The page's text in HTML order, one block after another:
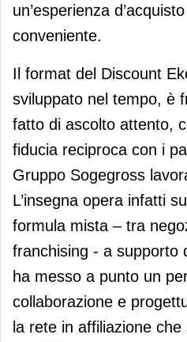
un’esperienza
conveniente.
Il format del Discount
sviluppato nel tempo, è
fatto di ascolto attento,
fiducia reciproca con i
Gruppo Sogegross
L’insegna opera infatti
formula mista – tra
franchising - a supporto
ha messo a punto un
collaborazione e
la rete in affiliazione che